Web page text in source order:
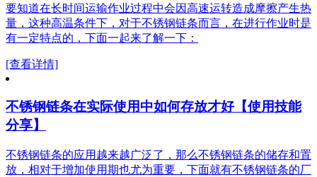
要知道在长时间运输作业过程中会因高速运转造成摩擦产生热
量，这种高温条件下，对于不锈钢链条而言，在进行作业时是
有一定特点的，下面一起来了解一下：
[查看详情]
不锈钢链条在实际使用中如何存放才好【使用技能
分享】
不锈钢链条的应用越来越广泛了，那么不锈钢链条的储存和置
放，相对于增加使用期也尤为重要，下面就有不锈钢链条的厂